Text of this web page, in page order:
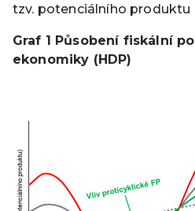
tzv. potenciálního produktu
Graf 1 Působení fiskální
ekonomiky (HDP)